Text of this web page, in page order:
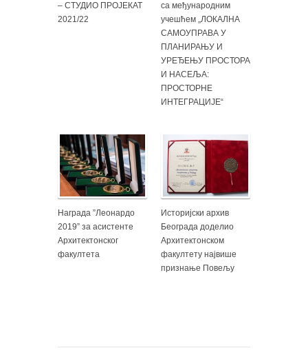
– СТУДИО ПРОЈЕКАТ
2021/22
са међународним
учешћем „ЛОКАЛНА
САМОУПРАВА У
ПЛАНИРАЊУ И
УРЕЂЕЊУ ПРОСТОРА
И НАСЕЉА:
ПРОСТОРНЕ
ИНТЕГРАЦИЈЕ“
Награда ”Леонардо
2019” за асистенте
Архитектонског
факултета
Историјски архив
Београда доделио
Архитектонском
факултету највише
признање Повељу